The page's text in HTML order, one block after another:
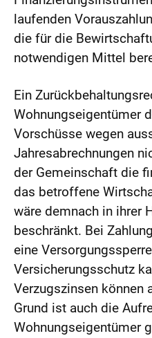
laufenden
die für die
notwendigen Mittel
Ein
Wohnungseigentümer
Vorschüsse wegen
Jahresabrechnungen
der Gemeinschaft die
das betroffene
wäre demnach in ihrer
beschränkt. Bei
eine
Versicherungsschutz
Verzugszinsen können
Grund ist auch die
Wohnungseigentümer